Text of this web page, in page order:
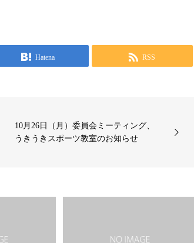
Hatena RSS
10月26日（月）委員会ミーティング、
うきうきスポーツ教室のお知らせ